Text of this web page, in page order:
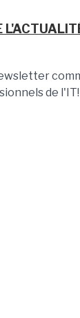
de l'IT!